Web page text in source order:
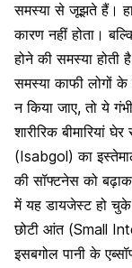
समस्या से जूझते हैं।
कारण नहीं होता।
होने की समस्या
समस्या काफी लोगों
न किया जाए, तो ये
शारीरिक बीमारियां
(Isabgol) का
की सॉफ्टनेस को
में यह डायजेस्ट हो
छोटी आंत (Small
इसबगोल पानी के